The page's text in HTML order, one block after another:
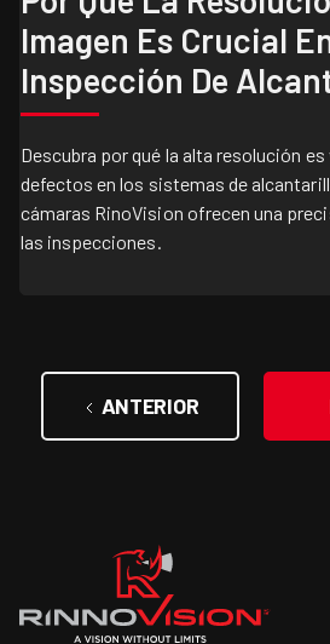
Imagen Es Crucial
Inspección De
Descubra por qué la alta resolución
defectos en los sistemas de
cámaras RinoVision ofrecen una
las inspecciones.
ANTERIOR